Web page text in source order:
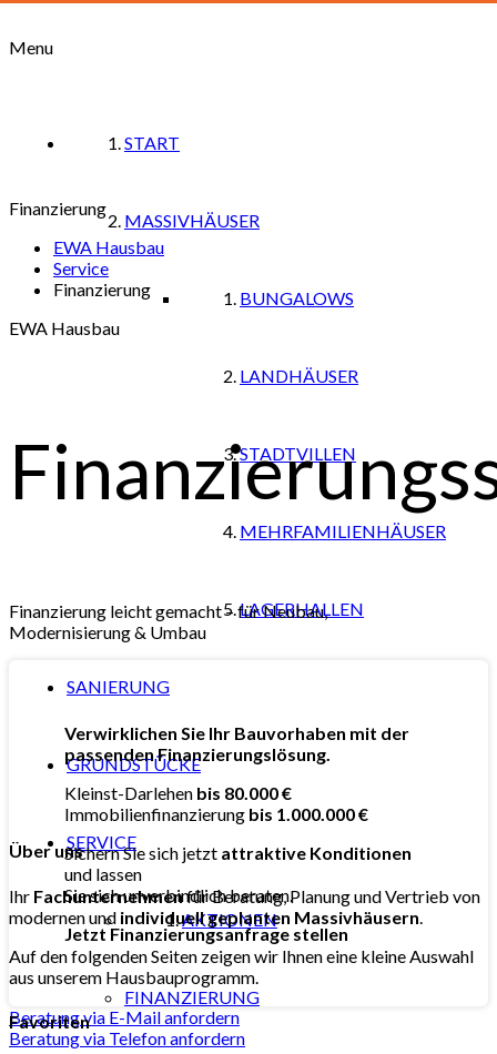
Menu
START
MASSIVHÄUSER
BUNGALOWS
LANDHÄUSER
STADTVILLEN
MEHRFAMILIENHÄUSER
LAGERHALLEN
SANIERUNG
GRUNDSTÜCKE
SERVICE
AKTIONEN
FINANZIERUNG
Finanzierung
EWA Hausbau
Service
Finanzierung
EWA Hausbau
Finanzierung leicht gemacht – für Neubau,
Modernisierung & Umbau
Verwirklichen Sie Ihr Bauvorhaben mit der
passenden Finanzierungslösung.
Kleinst-Darlehen bis 80.000 €
Immobilienfinanzierung bis 1.000.000 €
Sichern Sie sich jetzt attraktive Konditionen
und lassen
Sie sich unverbindlich beraten.
Jetzt Finanzierungsanfrage stellen
Beratung via E-Mail anfordern
Beratung via Telefon anfordern
Über uns
Ihr Fachunternehmenfür Beratung, Planung und Vertrieb von
modernen und individuellgeplanten Massivhäusern
Auf den folgenden Seiten zeigen wir Ihnen eine kleine Auswahl
aus unserem Hausbauprogramm.
Favoriten